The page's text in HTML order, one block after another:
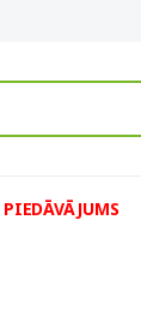
PIEDĀVĀJUMS